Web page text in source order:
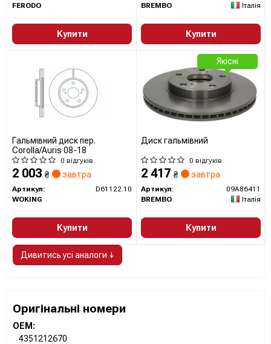
FERODO
Купити
BREMBO
Італія
Купити
Гальмівний диск пер.
Corolla/Auris 08-18
0 відгуків
2 003 ₴ завтра
Артикул:
D61122.10
WOKING
Купити
Диск гальмівний
0 відгуків
2 417 ₴ завтра
Артикул:
09A86411
BREMBO
Італія
Купити
Якісні
Дивитись усі аналоги ↓
Оригінальні номери
OEM:
4351212670